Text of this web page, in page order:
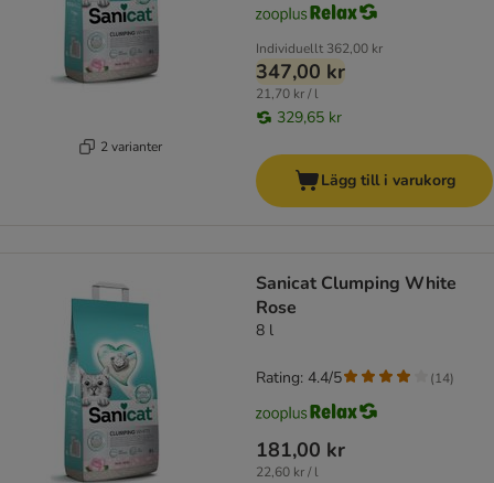
2 varianter
Individuellt 362,00 kr
347,00 kr
21,70 kr / l
329,65 kr
Lägg till i varukorg
Sanicat Clumping White
Rose
8 l
181,00 kr
22,60 kr / l
Rating: 4.4/5 (14)